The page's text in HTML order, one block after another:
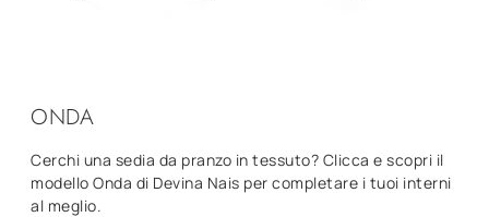
ONDA
Cerchi una sedia da pranzo in tessuto? Clicca e scopri il
modello Onda di Devina Nais per completare i tuoi interni
al meglio.